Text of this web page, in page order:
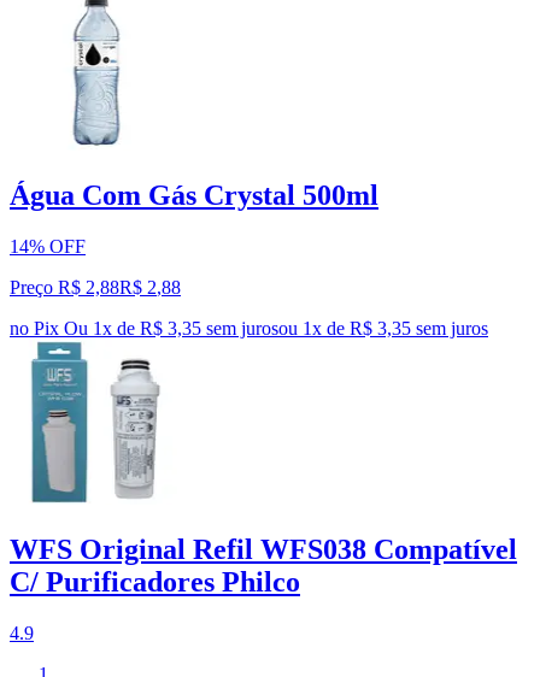
Água Com Gás Crystal 500ml
14% OFF
Preço R$ 2,88R$ 2,88
no Pix Ou 1x de R$ 3,35 sem jurosou 1x de R$ 3,35 sem juros
WFS Original Refil WFS038 Compatível
C/ Purificadores Philco
4.9